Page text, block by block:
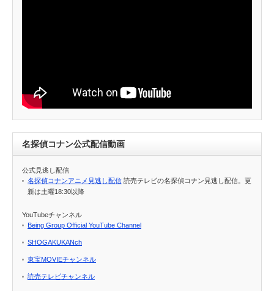
名探偵コナン公式配信動画
公式見逃し配信
名探偵コナンアニメ見逃し配信 読売テレビの名探偵コナン見逃し配信。更
新は土曜18:30以降
YouTubeチャンネル
Being Group Official YouTube Channel
SHOGAKUKANch
東宝MOVIEチャンネル
読売テレビチャンネル